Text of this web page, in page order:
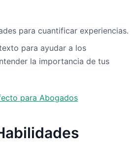
para cuantificar experiencias.
para ayudar a los
la importancia de tus
para Abogados